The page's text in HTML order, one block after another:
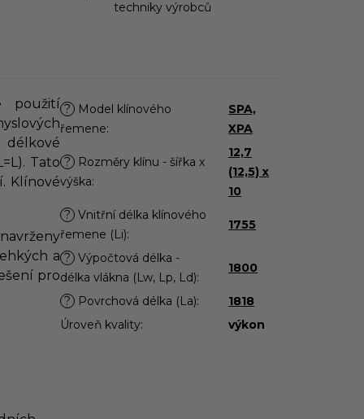
techniky výrobců
použití
Tato
Klínové
a
pro
?
Model klínového
řemene:
SPA,
XPA
?
Rozměry klínu - šířka x
výška:
12,7
(12,5) x
10
? Vnitřní délka klínového
řemene (Li):
1755
? Výpočtová délka -
délka vlákna (Lw, Lp, Ld):
1800
? Povrchová délka (La):
1818
Úroveň kvality: výkon